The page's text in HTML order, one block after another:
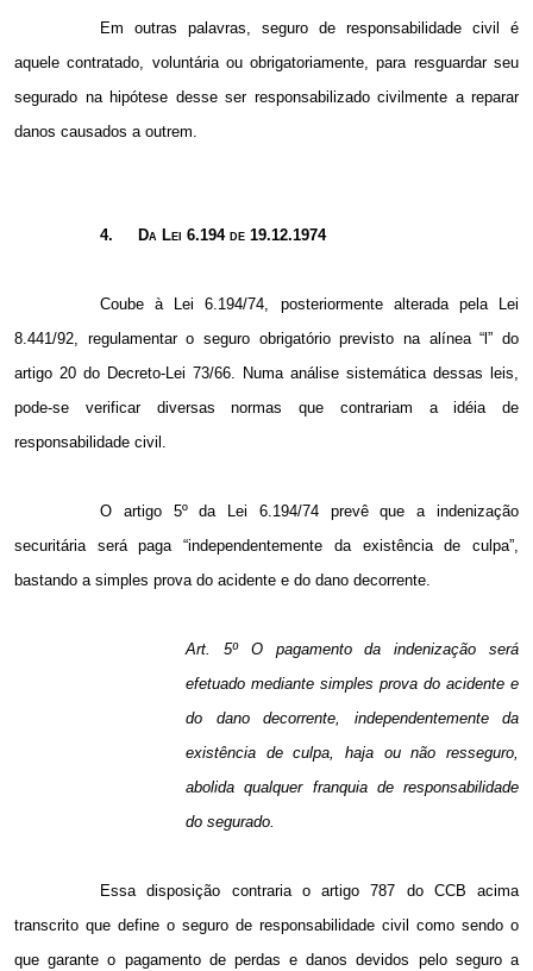
Em outras palavras, seguro de responsabilidade civil é
aquele contratado, voluntária ou obrigatoriamente, para resguardar seu
segurado na hipótese desse ser responsabilizado civilmente a reparar
danos causados a outrem.
4. Da Lei 6.194 de 19.12.1974
Coube à Lei 6.194/74, posteriormente alterada pela Lei
8.441/92, regulamentar o seguro obrigatório previsto na alínea “l” do
artigo 20 do Decreto-Lei 73/66. Numa análise sistemática dessas leis,
pode-se verificar diversas normas que contrariam a idéia de
responsabilidade civil.
O artigo 5º da Lei 6.194/74 prevê que a indenização
securitária será paga “independentemente da existência de culpa”,
bastando a simples prova do acidente e do dano decorrente.
Art. 5º O pagamento da indenização será
efetuado mediante simples prova do acidente e
do dano decorrente, independentemente da
existência de culpa, haja ou não resseguro,
abolida qualquer franquia de responsabilidade
do segurado.
Essa disposição contraria o artigo 787 do CCB acima
transcrito que define o seguro de responsabilidade civil como sendo o
que garante o pagamento de perdas e danos devidos pelo seguro a